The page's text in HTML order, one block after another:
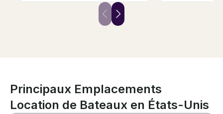
but he took care of me. Our trip
couldn't have been better.
Thank you so much making my
Principaux Emplacements
Location de Bateaux en États-Unis